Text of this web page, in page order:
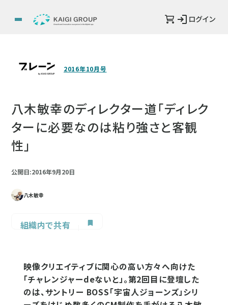
ログイン
2016年10月号
八木敏幸のディレクター道「ディレク
ターに必要なのは粘り強さと客観
性」
公開日:2016年9月20日
八木敏幸
組織内で共有
映像クリエイティブに関心の高い方々へ向けた
「チャレンジャーdeないと」。第2回目に登壇した
のは、サントリー BOSS「宇宙人ジョーンズ」シリ